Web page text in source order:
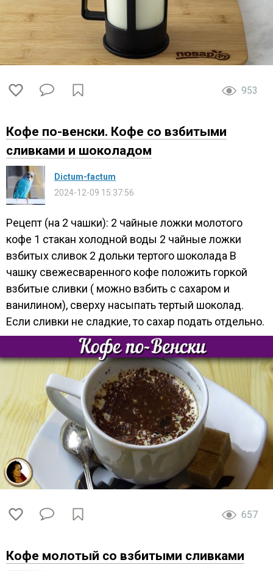
953
Кофе по-венски. Кофе со взбитыми
сливками и шоколадом
Dictum-factum
2024-12-09 15:37:56
Рецепт (на 2 чашки): 2 чайные ложки молотого
кофе 1 стакан холодной воды 2 чайные ложки
взбитых сливок 2 дольки тертого шоколада В
чашку свежесваренного кофе положить горкой
взбитые сливки ( можно взбить с сахаром и
ванилином), сверху насыпать тертый шоколад.
Если сливки не сладкие, то сахар подать отдельно.
657
Кофе молотый со взбитыми сливками